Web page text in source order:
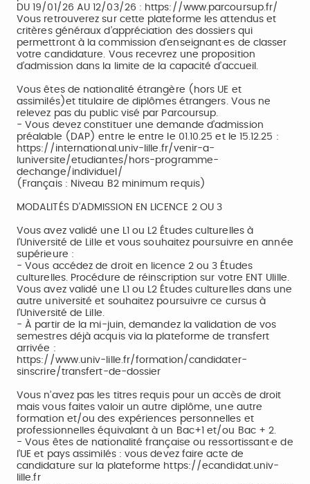
DU 19/01/26 AU 12/03/26 : https://www.parcoursup.fr/
Vous retrouverez sur cette plateforme les attendus et
critères généraux d’appréciation des dossiers qui
permettront à la commission d’enseignant·es de classer
votre candidature. Vous recevrez une proposition
d’admission dans la limite de la capacité d’accueil.
Vous êtes de nationalité étrangère (hors UE et
assimilés)et titulaire de diplômes étrangers. Vous ne
relevez pas du public visé par Parcoursup.
- Vous devez constituer une demande d’admission
préalable (DAP) entre le entre le 01.10.25 et le 15.12.25 :
https://international.univ-lille.fr/venir-a-
luniversite/etudiantes/hors-programme-
dechange/individuel/
(Français : Niveau B2 minimum requis)
MODALITÉS D'ADMISSION EN LICENCE 2 OU 3
Vous avez validé une L1 ou L2 Études culturelles à
l’Université de Lille et vous souhaitez poursuivre en année
supérieure :
- Vous accédez de droit en licence 2 ou 3 Études
culturelles. Procédure de réinscription sur votre ENT Ulille.
Vous avez validé une L1 ou L2 Études culturelles dans une
autre université et souhaitez poursuivre ce cursus à
l’Université de Lille.
- À partir de la mi-juin, demandez la validation de vos
semestres déjà acquis via la plateforme de transfert
arrivée :
https://www.univ-lille.fr/formation/candidater-
sinscrire/transfert-de-dossier
Vous n’avez pas les titres requis pour un accès de droit
mais vous faites valoir un autre diplôme, une autre
formation et/ou des expériences personnelles et
professionnelles équivalant à un Bac+1 et/ou Bac + 2.
- Vous êtes de nationalité française ou ressortissant·e de
l’UE et pays assimilés : vous devez faire acte de
candidature sur la plateforme https://ecandidat.univ-
lille.fr